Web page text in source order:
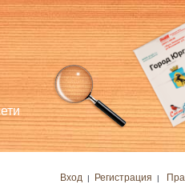
Вход | Регистрация |